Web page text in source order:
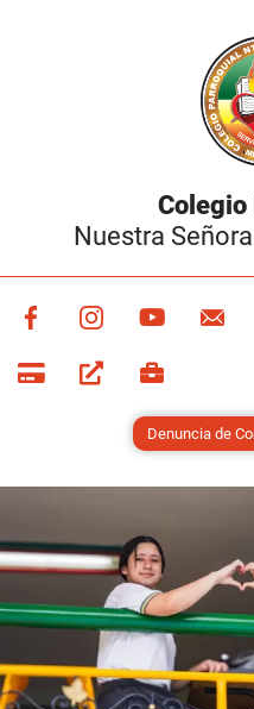
Colegio
Nuestra
Denuncia de